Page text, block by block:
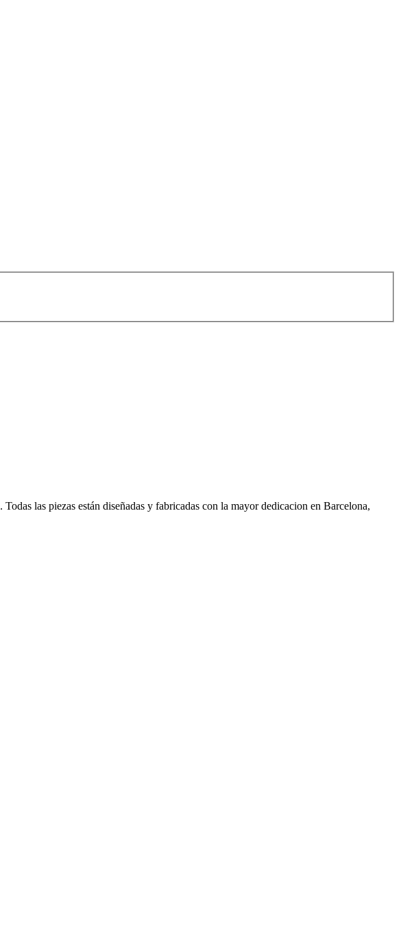
. Todas las piezas están diseñadas y fabricadas con la mayor dedicacion en Barcelona,